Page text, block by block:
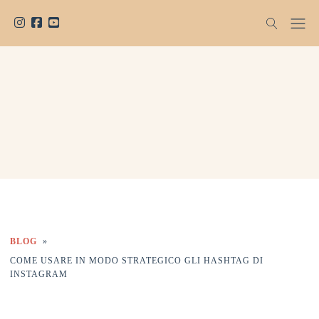
BLOG
»
COME USARE IN MODO STRATEGICO GLI HASHTAG DI
INSTAGRAM